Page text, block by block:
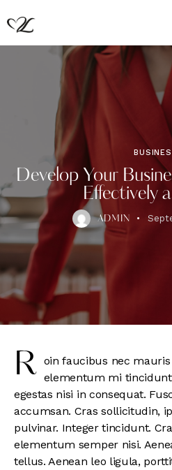
Develop Your
Effectively
ADMIN
r oin faucibus nec mauris
elementum mi
egestas nisi in consequat.
accumsan. Cras sollicitudin,
pulvinar. Integer tincidunt.
elementum semper nisi.
tellus. Aenean leo ligula,